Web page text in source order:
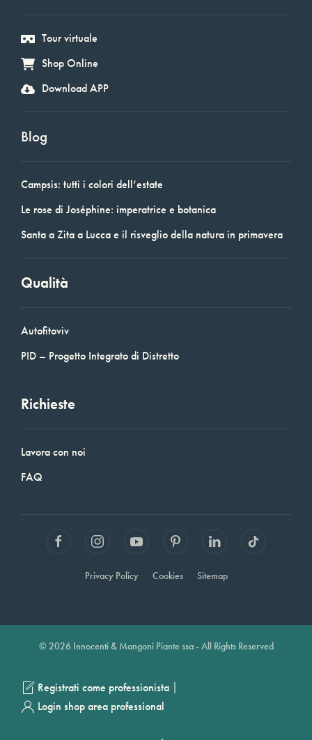
Tour virtuale
Shop Online
Download APP
Blog
Campsis: tutti i colori dell’estate
Le rose di Joséphine: imperatrice e botanica
Santa a Zita a Lucca e il risveglio della natura in primavera
Qualità
Autofitoviv
PID – Progetto Integrato di Distretto
Richieste
Lavora con noi
FAQ
Privacy Policy Cookies Sitemap
© 2026 Innocenti & Mangoni Piante ssa - All Rights Reserved
Registrati come professionista |
Login shop area professional